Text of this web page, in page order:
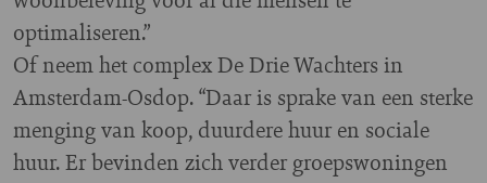
optimaliseren.”
Of neem het complex De Drie Wachters in
Amsterdam-Osdop. “Daar is sprake van een sterke
menging van koop, duurdere huur en sociale
huur. Er bevinden zich verder groepswoningen